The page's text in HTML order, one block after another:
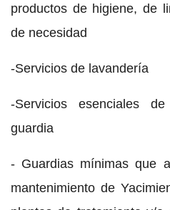
productos de higiene, de
de necesidad
-Servicios de lavandería
-Servicios esenciales
guardia
- Guardias mínimas que
mantenimiento de